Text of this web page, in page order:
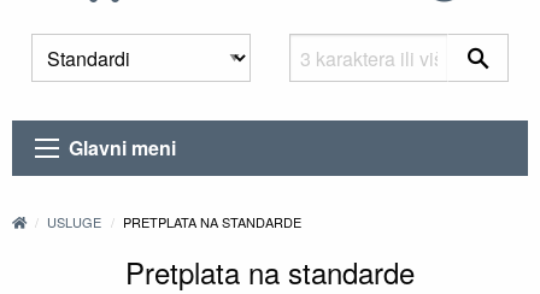
Glavni meni
USLUGE PRETPLATA NA STANDARDE
Pretplata na standarde